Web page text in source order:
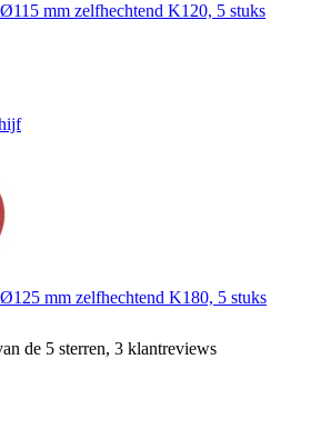
mm zelfhechtend K120, 5 stuks
mm zelfhechtend K180, 5 stuks
de 5 sterren, 3 klantreviews